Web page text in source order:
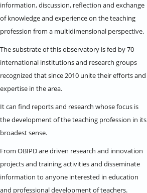
information, discussion, reflection and exchange
of knowledge and experience on the teaching
profession from a multidimensional perspective.
The substrate of this observatory is fed by 70
international institutions and research groups
recognized that since 2010 unite their efforts and
expertise in the area.
It can find reports and research whose focus is
the development of the teaching profession in its
broadest sense.
From OBIPD are driven research and innovation
projects and training activities and disseminate
information to anyone interested in education
and professional development of teachers.